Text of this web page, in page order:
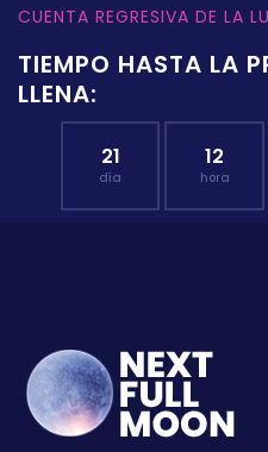
CUENTA REGRESIVA DE LA
TIEMPO HASTA LA
LLENA:
21
día
12
hora